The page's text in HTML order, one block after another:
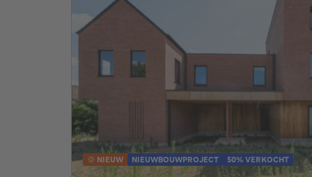
NIEUW NIEUWBOUWPROJECT 50% VERKOCHT